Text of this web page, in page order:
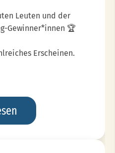
Leuten und der
Gewinner*innen 🏆
Erscheinen.